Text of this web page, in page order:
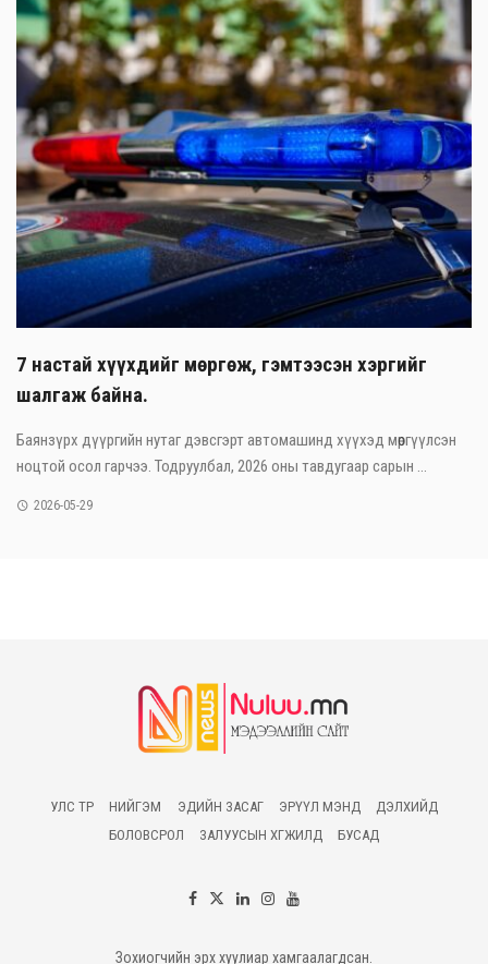
7 настай хүүхдийг мөргөж, гэмтээсэн хэргийг
шалгаж байна.
Баянзүрх дүүргийн нутаг дэвсгэрт автомашинд хүүхэд мөргүүлсэн
ноцтой осол гарчээ. Тодруулбал, 2026 оны тавдугаар сарын ...
2026-05-29
УЛС ТӨР НИЙГЭМ ЭДИЙН ЗАСАГ ЭРҮҮЛ МЭНД
ДЭЛХИЙД
БОЛОВСРОЛ
ЗАЛУУСЫН ХӨГЖИЛД БУСАД
Зохиогчийн эрх хуулиар хамгаалагдсан.